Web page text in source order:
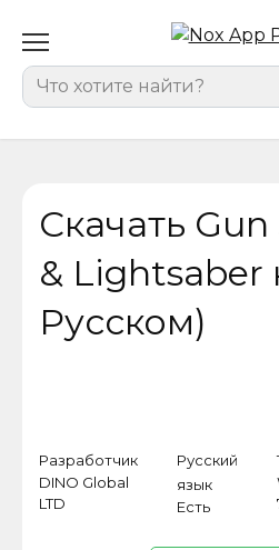
содержанию
for:
Скачать
& Lightsaber
Русском)
Разработчик
DINO Global
LTD
Русский
язык
Есть